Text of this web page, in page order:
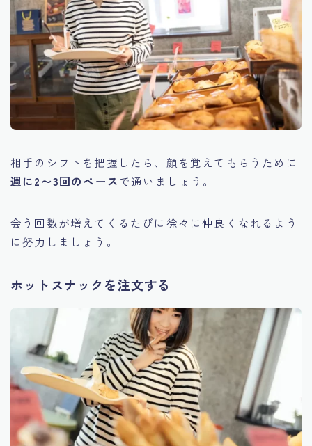
相手のシフトを把握したら、顔を覚えてもらうために
週に2〜3回のペースで通いましょう。
会う回数が増えてくるたびに徐々に仲良くなれるよう
に努力しましょう。
ホットスナックを注文する